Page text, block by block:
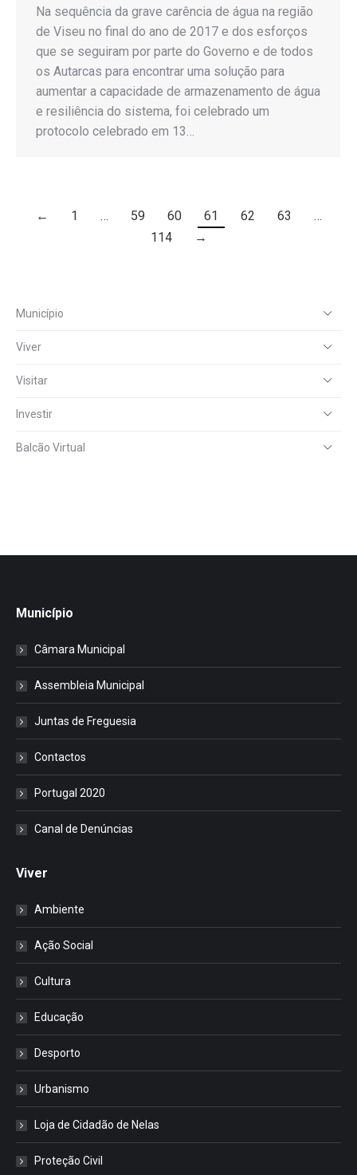
Na sequência da grave carência de água na região
de Viseu no final do ano de 2017 e dos esforços
que se seguiram por parte do Governo e de todos
os Autarcas para encontrar uma solução para
aumentar a capacidade de armazenamento de água
e resiliência do sistema, foi celebrado um
protocolo celebrado em 13…
← 1 … 59 60 61 62 63
…
114
→
Município
Viver
Visitar
Investir
Balcão Virtual
Município
Câmara Municipal
Assembleia Municipal
Juntas de Freguesia
Contactos
Portugal 2020
Canal de Denúncias
Viver
Ambiente
Ação Social
Cultura
Educação
Desporto
Urbanismo
Loja de Cidadão de Nelas
Proteção Civil